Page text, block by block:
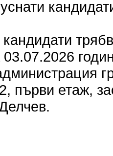
03.07.2026
първи етаж,